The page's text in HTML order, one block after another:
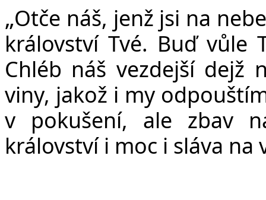
„Otče náš, jenž jsi na
království Tvé. Buďvůle
Chléb náš vezdejší dejž
viny, jakož i my odpouš
v pokušení, ale zbav
království i moc i sláva na